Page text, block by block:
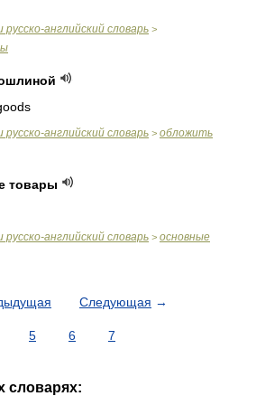
английский словарь >
английский словарь > обложить
товары
английский словарь > основные
Следующая →
5 6 7
словарях: